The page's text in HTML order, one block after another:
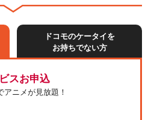
ドコモのケータイを
お持ちでない方
スお申込
アニメが見放題！